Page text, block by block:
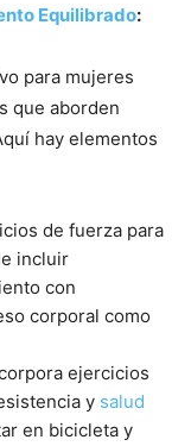
Equilibrado:
para mujeres
que aborden
hay elementos
de fuerza para
incluir
con
corporal como
ejercicios
y salud
en bicicleta y